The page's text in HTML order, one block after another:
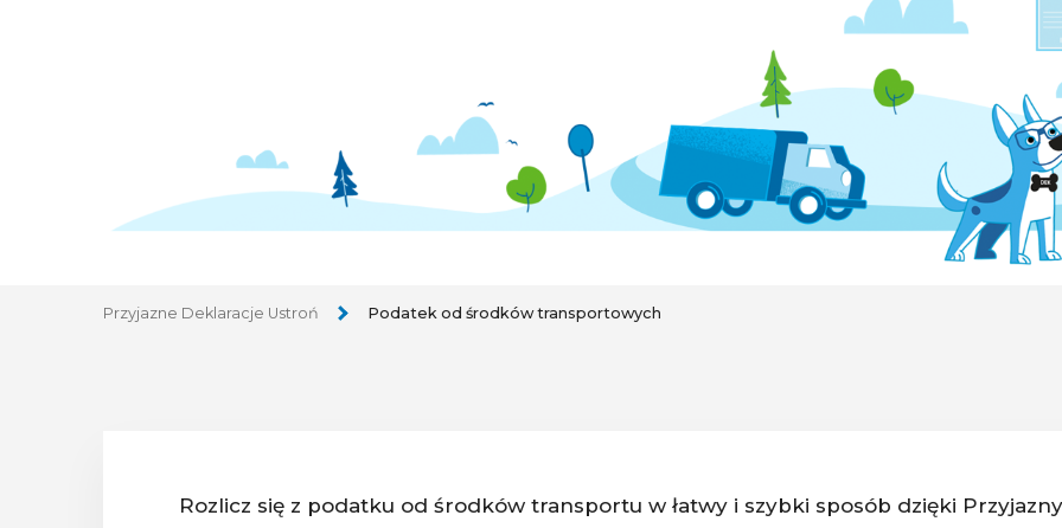
Przyjazne Deklaracje Ustroń Podatek od środków transportowych
Rozlicz się z podatku od środków transportu w łatwy i szybki sposób dzięki